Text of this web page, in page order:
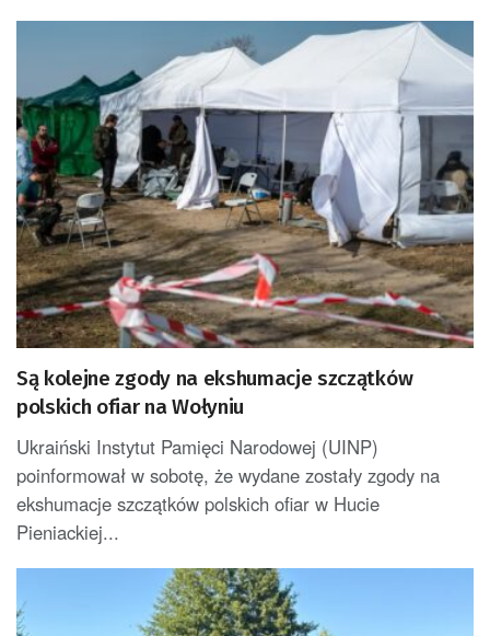
Są kolejne zgody na ekshumacje szczątków
polskich ofiar na Wołyniu
Ukraiński Instytut Pamięci Narodowej (UINP)
poinformował w sobotę, że wydane zostały zgody na
ekshumacje szczątków polskich ofiar w Hucie
Pieniackiej...